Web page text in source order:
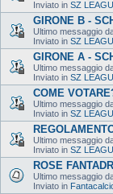
Inviato in SZ
GIRONE B -
Ultimo messaggio
Inviato in SZ
GIRONE A -
Ultimo messaggio
Inviato in SZ
COME
Ultimo messaggio
Inviato in SZ
Ultimo messaggio
Inviato in SZ
ROSE
Ultimo messaggio
Inviato in